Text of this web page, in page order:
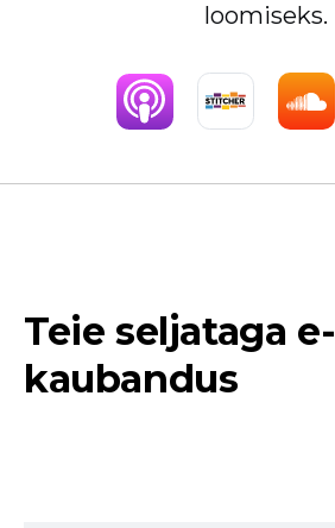
loomiseks.
Teie seljataga e-
kaubandus